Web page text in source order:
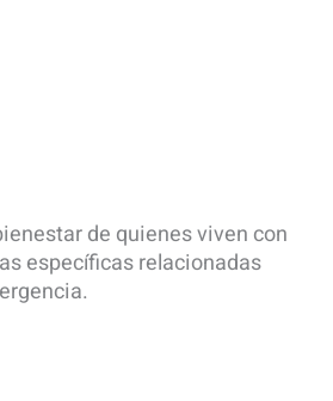
de quienes viven con
específicas relacionadas